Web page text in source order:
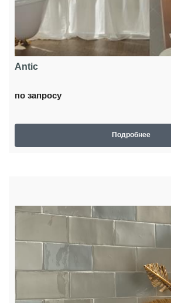
Antic
по запросу
Подробнее